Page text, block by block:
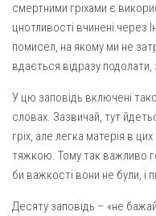
смертними гріхами є
цнотливості вчинені через
помисел, на якому ми не
вдається відразу
У цю заповідь включені
словах. Зазвичай, тут
гріх, але легка матерія в
тяжкою. Тому так важливо
би важкості вони не були, і
Десяту заповідь – «не